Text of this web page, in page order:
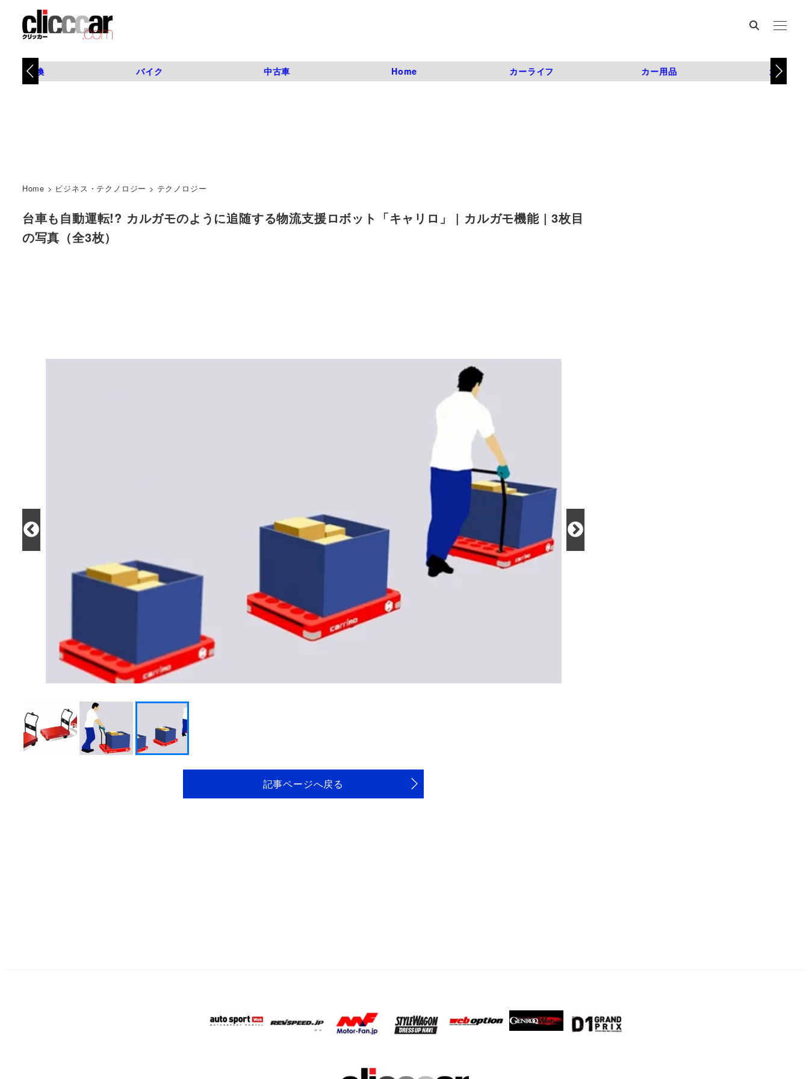
タイヤ交換 バイク 中古車 Home カーライフ カー用品 カスタム
Home > ビジネス・テクノロジー > テクノロジー
台車も自動運転!? カルガモのように追随する物流支援ロボット「キャリロ」 | カルガモ機能 | 3枚目
の写真（全3枚）
記事ページへ戻る